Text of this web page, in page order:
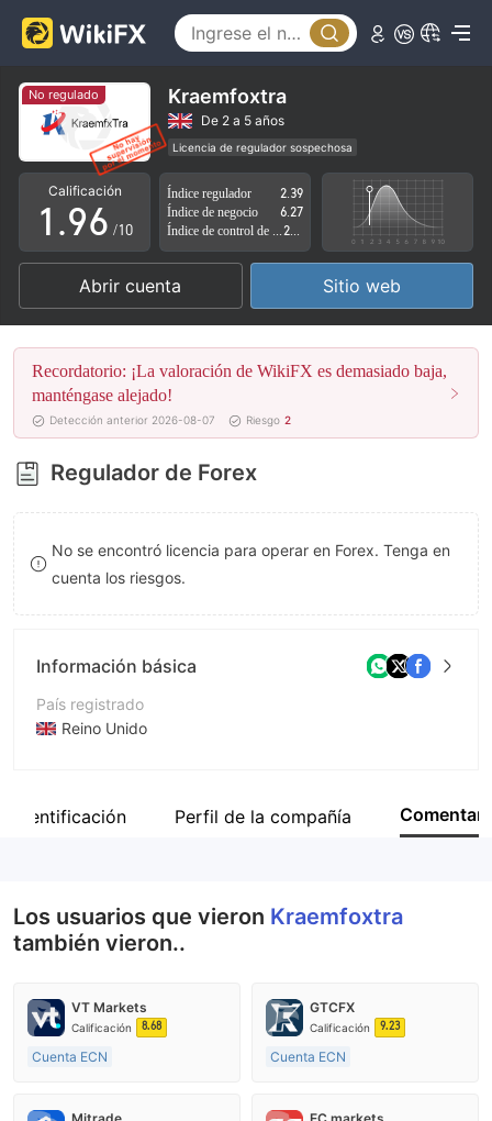
No regulado Kraemfoxtra
De 2 a 5 años
Licencia de regulador sospechosa
Zona de negocio sospechoso
Riesgo potencial alto
Calificación
0
1
2
3
4
5
6
7
8
9
.
5
6
7
8
9
2
3
4
5
6
7
8
9
/10
Índice regulador
2.39
Índice de negocio
6.27
Abrir cuenta Sitio web
Recordatorio: ¡La valoración de WikiFX es demasiado baja,
manténgase alejado!
Detección anterior 2026-08-07 Riesgo 2
Regulador de Forex
No se encontró licencia para operar en Forex. Tenga en
cuenta los riesgos.
Información básica
País registrado
Reino Unido
Empresa
Identificación Perfil de la compañía Comentar
Los usuarios que vieron Kraemfoxtra
también vieron..
VT Markets
Calificación 8.68
Cuenta ECN
Supervisión en Australia
GTCFX
Calificación 9.23
Cuenta ECN
Supervisión en Reino Unido